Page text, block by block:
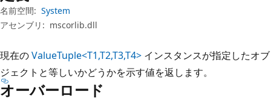
名前空間: System
アセンブリ: mscorlib.dll
現在のValueTuple<T1,T2,T3,T4> インスタンスが指定したオブ
ジェクトと等しいかどうかを示す値を返します。
オーバーロード